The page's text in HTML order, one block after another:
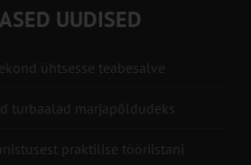
UUDISED
ühtsesse teabesalve
turbaalad marjapõldudeks
praktilise tööriistani